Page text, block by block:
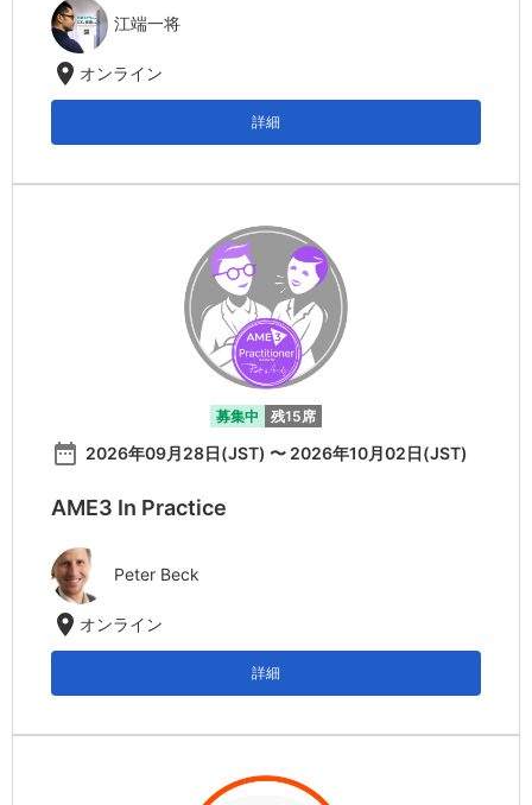
江端一将
location_on オンライン
詳細
募集中 残15席
date_range 2026年09月28日(JST) 〜 2026年10月02日(JST)
AME3 In Practice
Peter Beck
location_on オンライン
詳細